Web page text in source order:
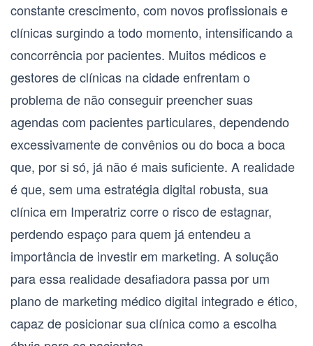
constante crescimento, com novos profissionais e
clínicas surgindo a todo momento, intensificando a
concorrência por pacientes. Muitos médicos e
gestores de clínicas na cidade enfrentam o
problema de não conseguir preencher suas
agendas com pacientes particulares, dependendo
excessivamente de convênios ou do boca a boca
que, por si só, já não é mais suficiente. A realidade
é que, sem uma estratégia digital robusta, sua
clínica em Imperatriz corre o risco de estagnar,
perdendo espaço para quem já entendeu a
importância de investir em marketing. A solução
para essa realidade desafiadora passa por um
plano de marketing médico digital integrado e ético,
capaz de posicionar sua clínica como a escolha